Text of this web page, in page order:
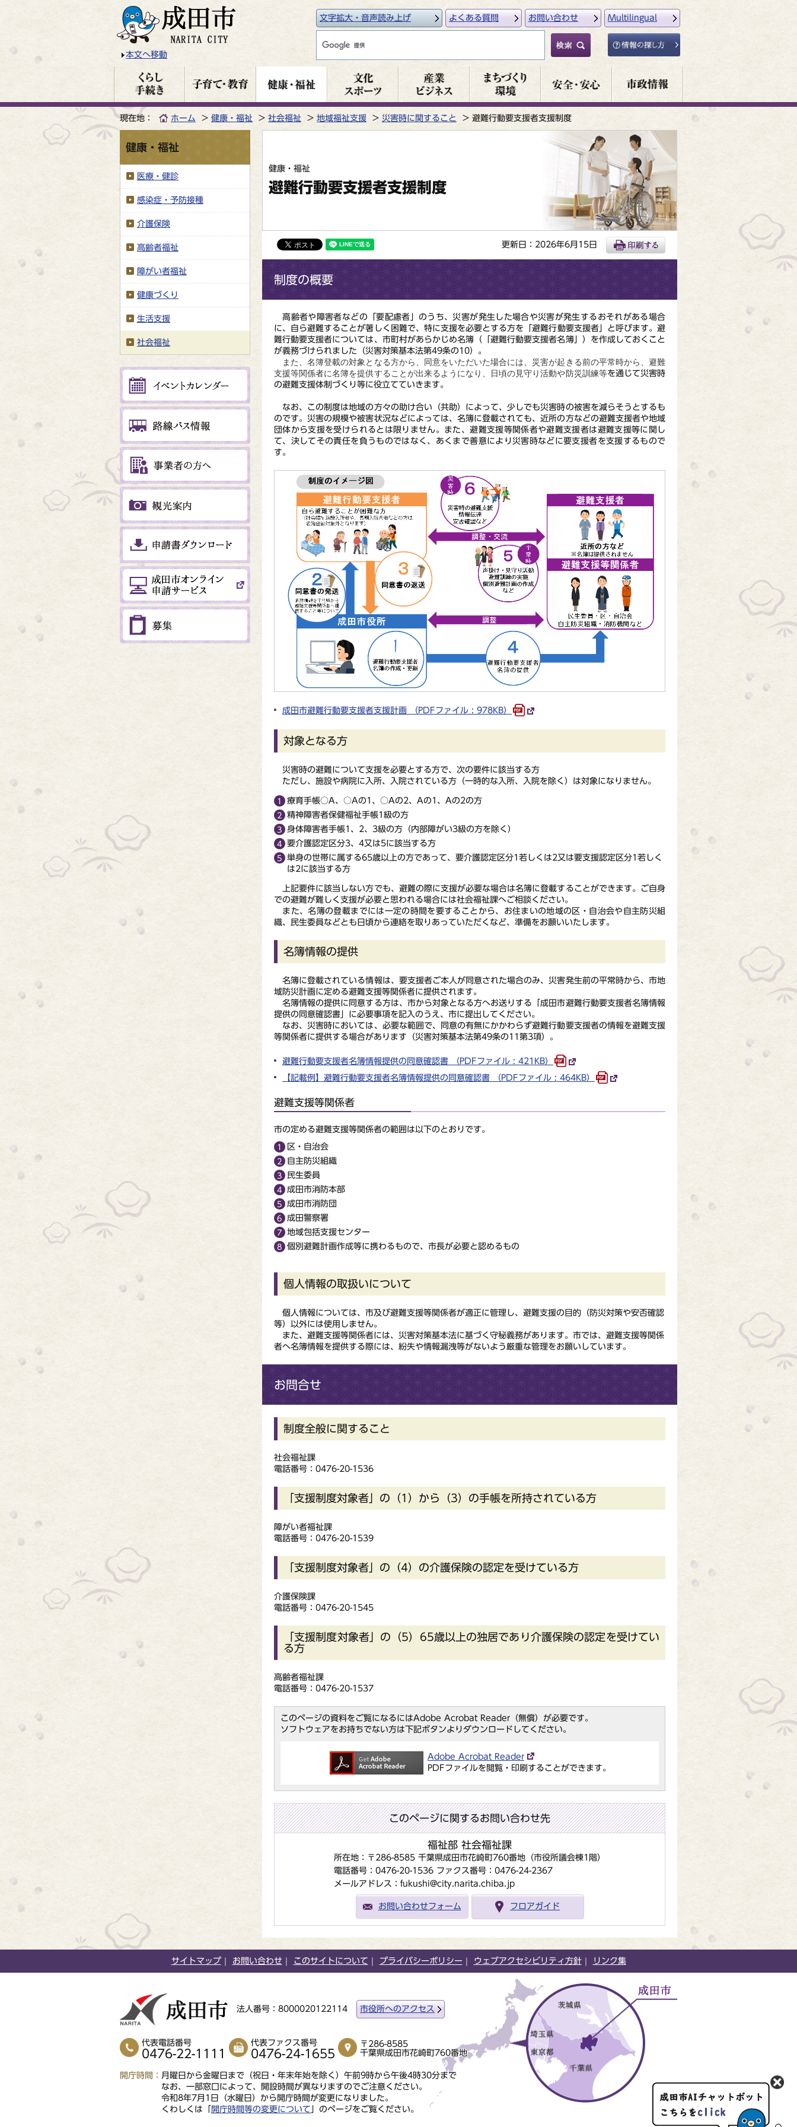
本文へ移動
文字拡大・音声読み上げ よくある質問 お問い合わせ Multilingual
現在地： ホーム 健康・福祉 社会福祉 地域福祉支援 災害時に関すること 避難行動要支援者支援制度
健康・福祉
避難行動要支援者支援制度
更新日：2026年6月15日
制度の概要
高齢者や障害者などの「要配慮者」のうち、 災害が発生した場合や災害が発生するおそれがある場合
に、
自ら避難することが著しく困難で、 特に支援を必要とする方を 「避難行動要支援者」と呼びます。避
難行動要支援者については、市町村があらかじめ名簿（「避難行動要支援者名簿」）を作成しておくこと
が義務づけられました（災害対策基本法第49条の10）。
また、名簿登載の対象となる方から、同意をいただいた場合には、災害が起きる前の平常時から、避難
支援等関係者に名簿を提供することが出来るようになり、日頃の見守り活動や防災訓練等を通じて災害時
の避難支援体制づくり等に役立てていきます。
なお、この制度は地域の方々の助け合い（共助）によって、少しでも災害時の被害を減らそうとするも
のです。災害の規模や被害状況などによっては、名簿に登載されても、近所の方などの避難支援者や地域
団体から支援を受けられるとは限りません。また、避難支援等関係者や避難支援者は避難支援等に関し
て、決してその責任を負うものではなく、あくまで善意により災害時などに要支援者を支援するもので
す。
成田市避難行動要支援者支援計画 （PDFファイル : 978KB）
対象となる方
災害時の避難について支援を必要とする方で、次の要件に該当する方
ただし、施設や病院に入所、入院されている方（一時的な入所、入院を除く）は対象になりません。
療育手帳○A、○Aの1、○Aの2、Aの1、Aの2の方
精神障害者保健福祉手帳1級の方
身体障害者手帳1、2、3級の方（内部障がい3級の方を除く）
要介護認定区分3、4又は5に該当する方
単身の世帯に属する65歳以上の方であって、要介護認定区分1若しくは2又は要支援認定区分1若しく
は2に該当する方
上記要件に該当しない方でも、避難の際に支援が必要な場合は名簿に登載することができます。ご自身
での避難が難しく支援が必要と思われる場合には社会福祉課へご相談ください。
また、名簿の登載までには一定の時間を要することから、お住まいの地域の区・自治会や自主防災組
織、民生委員などとも日頃から連絡を取りあっていただくなど、準備をお願いいたします。
名簿情報の提供
名簿に登載されている情報は、要支援者ご本人が同意された場合のみ、 災害発生前の平常時から、市地
域防災計画に定める避難支援等関係者に提供されます。
名簿情報の提供に同意する方は、市から対象となる方へお送りする「成田市避難行動要支援者名簿情報
提供の同意確認書」に必要事項を記入のうえ、市に提出してください。
なお、災害時においては、必要な範囲で、同意の有無にかかわらず避難行動要支援者の情報を避難支援
等関係者に提供する場合があります（災害対策基本法第49条の11第3項）。
避難行動要支援者名簿情報提供の同意確認書 （PDFファイル : 421KB）
【記載例】避難行動要支援者名簿情報提供の同意確認書 （PDFファイル : 464KB）
避難支援等関係者
市の定める避難支援等関係者の範囲は以下のとおりです。
区・自治会
自主防災組織
民生委員
成田市消防本部
成田市消防団
成田警察署
地域包括支援センター
個別避難計画作成等に携わるもので、市長が必要と認めるもの
個人情報の取扱いについて
個人情報については、市及び避難支援等関係者が適正に管理し、避難支援の目的（防災対策や安否確認
等）以外には使用しません。
また、避難支援等関係者には、災害対策基本法に基づく守秘義務があります。市では、避難支援等関係
者へ名簿情報を提供する際には、紛失や情報漏洩等がないよう厳重な管理をお願いしています。
お問合せ
制度全般に関すること
社会福祉課
電話番号：0476-20-1536
「支援制度対象者」の（1）から（3）の手帳を所持されている方
障がい者福祉課
電話番号：0476-20-1539
「支援制度対象者」の（4）の介護保険の認定を受けている方
介護保険課
電話番号：0476-20-1545
「支援制度対象者」の（5）65歳以上の独居であり介護保険の認定を受けてい
る方
高齢者福祉課
電話番号：0476-20-1537
このページの資料をご覧になるにはAdobe Acrobat Reader（無償）が必要です。
ソフトウェアをお持ちでない方は下記ボタンよりダウンロードしてください。
Adobe Acrobat Reader
PDFファイルを閲覧・印刷することができます。
このページに関するお問い合わせ先
福祉部 社会福祉課
所在地：〒286-8585 千葉県成田市花崎町760番地（市役所議会棟1階）
電話番号：0476-20-1536 ファクス番号：0476-24-2367
メールアドレス：fukushi@city.narita.chiba.jp
お問い合わせフォーム フロアガイド
健康・福祉
医療・健診
感染症・予防接種
介護保険
高齢者福祉
障がい者福祉
健康づくり
生活支援
社会福祉
サイトマップ お問い合わせ このサイトについて プライバシーポリシー ウェブアクセシビリティ方針 リンク集
法人番号：8000020122114 市役所へのアクセス
代表電話番号
0476-22-1111
代表ファクス番号
0476-24-1655
〒286-8585
千葉県成田市花崎町760番地
開庁時間
月曜日から金曜日まで（祝日・年末年始を除く）午前9時から午後4時30分まで
なお、一部窓口によって、開設時間が異なりますのでご注意ください。
令和8年7月1日（水曜日）から開庁時間が変更になりました。
くわしくは「 開庁時間等の変更について 」のページをご覧ください。